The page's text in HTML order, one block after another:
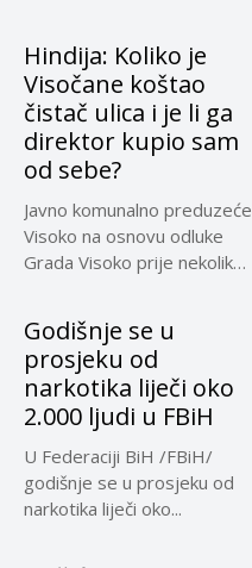
Hindija: Koliko je
Visočane koštao
čistač ulica i je li ga
direktor kupio sam
od sebe?
Javno komunalno preduzeće
Visoko na osnovu odluke
Grada Visoko prije nekoliko
Godišnje se u
prosjeku od
narkotika liječi oko
2.000 ljudi u FBiH
U Federaciji BiH /FBiH/
godišnje se u prosjeku od
narkotika liječi oko...